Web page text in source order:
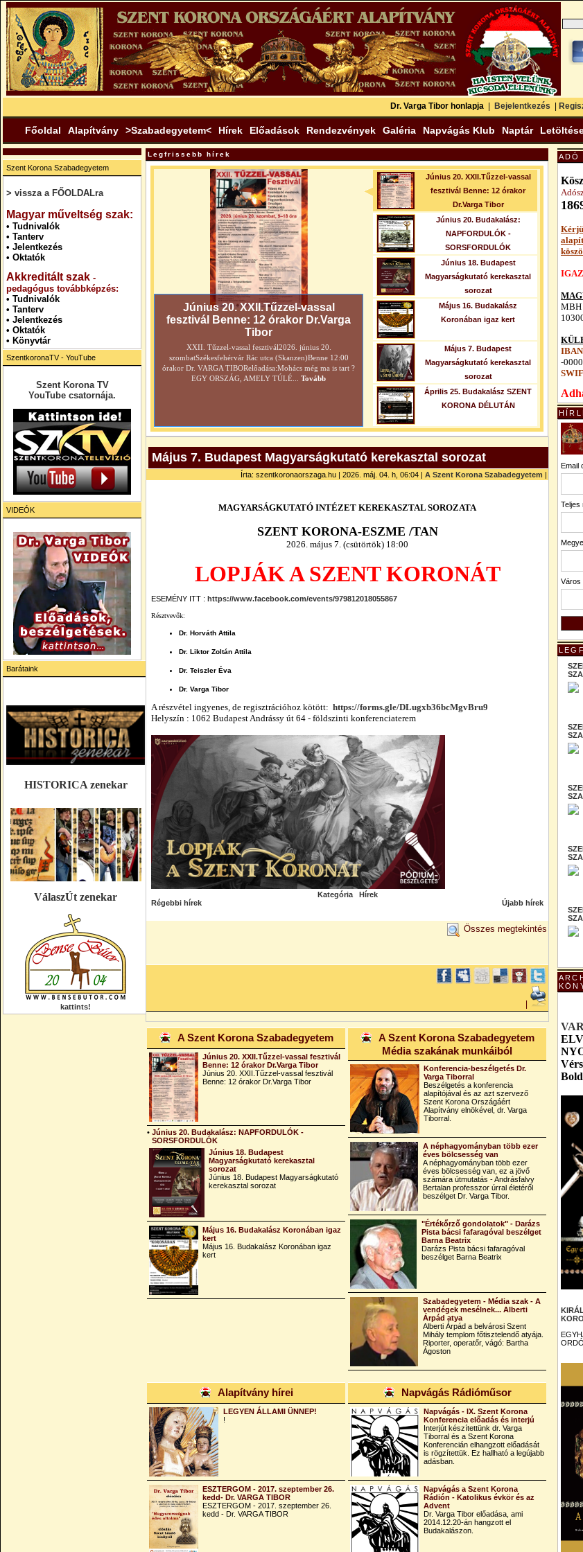
Dr. Varga Tibor honlapja Bejelentkezés
Főoldal Alapítvány >Szabadegyetem< Hírek Előadások Rendezvények Galéria Napvágás Klub Naptár
Szent Korona Szabadegyetem
> vissza a FŐOLDALra
Magyar műveltség szak:
• Tudnivalók
• Tanterv
• Jelentkezés
• Oktatók
Akkreditált szak -
pedagógus továbbképzés:
• Tudnivalók
• Tanterv
• Jelentkezés
• Oktatók
• Könyvtár
SzentkoronaTV - YouTube
Szent Korona TV
YouTube csatornája.
VIDEÓK
Barátaink
HISTORICA zenekar
VálaszÚt zenekar
kattints!
Legfrissebb hírek
Június 20. XXII.Tűzzel-vassal
fesztivál Benne: 12 órakor
Dr.Varga Tibor
Június 20. Budakalász:
NAPFORDULÓK -
SORSFORDULÓK
Június 18. Budapest
Magyarságkutató kerekasztal
sorozat
Május 16. Budakalász
Koronában igaz kert
Május 7. Budapest
Magyarságkutató kerekasztal
sorozat
Április 25. Budakalász SZENT
KORONA DÉLUTÁN
Június 20. XXII.Tűzzel-vassal
fesztivál Benne: 12 órakor Dr.Varga
Tibor
XXII. Tűzzel-vassal fesztivál2026. június 20.
szombatSzékesfehérvár Rác utca (Skanzen)Benne 12:00
órakor Dr. VARGA TIBORelőadása:Mohács még ma is tart ?
EGY ORSZÁG, AMELY TÚLÉ...
Tovább
Május 7. Budapest Magyarságkutató kerekasztal sorozat
Írta: szentkoronaorszaga.hu | 2026. máj. 04. h, 06:04 | A Szent Korona Szabadegyetem |
MAGYARSÁGKUTATÓ INTÉZET KEREKASZTAL SOROZATA
SZENT KORONA-ESZME /TAN
2026. május 7. (csütörtök) 18:00
LOPJÁK A SZENT KORONÁT
ESEMÉNY ITT : https://www.facebook.com/events/979812018055867
Résztvevők:
Dr. Horváth Attila
Dr. Liktor Zoltán Attila
Dr. Teiszler Éva
Dr. Varga Tibor
A részvétel ingyenes, de regisztrációhoz kötött: https://forms.gle/DLugxb36bcMgvBru9
Helyszín : 1062 Budapest Andrássy út 64 - földszinti konferenciaterem
Kategória
Hírek
Régebbi hírek
Újabb hírek
Összes megtekintés
A Szent Korona Szabadegyetem
Június 20. XXII.Tűzzel-vassal fesztivál
Benne: 12 órakor Dr.Varga Tibor
Június 20. XXII.Tűzzel-vassal fesztivál
Benne: 12 órakor Dr.Varga Tibor
• Június 20. Budakalász: NAPFORDULÓK -
SORSFORDULÓK
Június 18. Budapest
Magyarságkutató kerekasztal
sorozat
Június 18. Budapest Magyarságkutató
kerekasztal sorozat
Május 16. Budakalász Koronában igaz
kert
Május 16. Budakalász Koronában igaz
kert
A Szent Korona Szabadegyetem
Média szakának munkáiból
Konferencia-beszélgetés Dr.
Varga Tiborral
Beszélgetés a konferencia
alapítójával és az azt szervező
Szent Korona Országáért
Alapítvány elnökével, dr. Varga
Tiborral.
A néphagyományban több ezer
éves bölcsesség van
A néphagyományban több ezer
éves bölcsesség van, ez a jövő
számára útmutatás - Andrásfalvy
Bertalan professzor úrral életéről
beszélget Dr. Varga Tibor.
"Értékőrző gondolatok" - Darázs
Pista bácsi fafaragóval beszélget
Barna Beatrix
Darázs Pista bácsi fafaragóval
beszélget Barna Beatrix
Szabadegyetem - Média szak - A
vendégek mesélnek... Alberti
Árpád atya
Alberti Árpád a belvárosi Szent
Mihály templom főtisztelendő atyája.
Riporter, operatőr, vágó: Bartha
Ágoston
Alapítvány hírei
LEGYEN ÁLLAMI ÜNNEP!
!
ESZTERGOM - 2017. szeptember 26.
kedd- Dr. VARGA TIBOR
ESZTERGOM - 2017. szeptember 26.
kedd - Dr. VARGA TIBOR
Napvágás Rádióműsor
Napvágás - IX. Szent Korona
Konferencia előadás és interjú
Interjút készítettünk dr. Varga
Tiborral és a Szent Korona
Konferencián elhangzott előadását
is rögzítettük. Ez hallható a legújabb
adásban.
Napvágás a Szent Korona
Rádión - Katolikus évkör és az
Advent
Dr. Varga Tibor előadása, ami
2014.12.20-án hangzott el
Budakalászon.
ADÓ
MBH
-
Email
Teljes
Megye
Város